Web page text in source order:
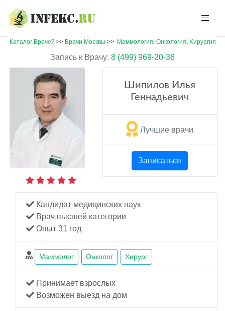
Каталог Врачей >> Врачи Москвы >> Маммология, Онкология, Хирургия
Запись к Врачу: 8 (499) 969-20-36
Шипилов Илья
Геннадьевич
Лучшие врачи
Записаться
Кандидат медицинских наук
Врач высшей категории
Опыт 31 год
Маммолог Онколог Хирург
Принимает взрослых
Возможен выезд на дом